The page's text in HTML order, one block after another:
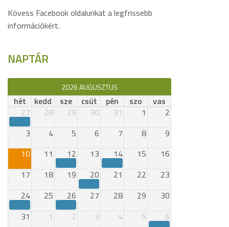
Kövess Facebook oldalunkat a legfrissebb
információkért.
NAPTÁR
2026 AUGUSZTUS
hét kedd sze csüt pén szo
vas
27
28 29 30 31 1
2
3
4 5 6 7 8
9
10
11 12 13 14 15
16
17
18 19 20 21 22
23
24
25 26 27 28 29
30
31
1 2 3 4 5 6